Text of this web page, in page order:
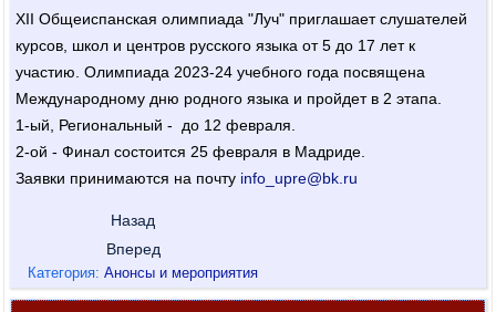
XII Общеиспанская олимпиада "Луч" приглашает слушателей
курсов, школ и центров русского языка от 5 до 17 лет к
участию. Олимпиада 2023-24 учебного года посвящена
Международному дню родного языка и пройдет в 2 этапа.
1-ый, Региональный - до 12 февраля.
2-ой - Финал состоится 25 февраля в Мадриде.
Заявки принимаются на почту info_upre@bk.ru
Назад
Вперед
Категория:Анонсы и мероприятия